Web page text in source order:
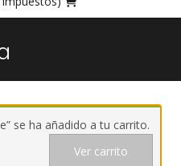
se ha añadido a tu carrito.
Ver carrito